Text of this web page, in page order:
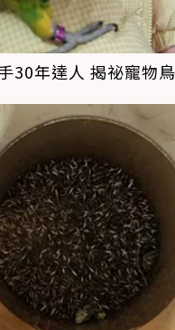
30年達人 揭祕寵物